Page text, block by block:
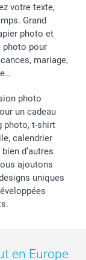
votre texte,
Grand
photo et
photo pour
mariage,
photo
un cadeau
photo, t-shirt
calendrier
d’autres
ajoutons
uniques
en Europe